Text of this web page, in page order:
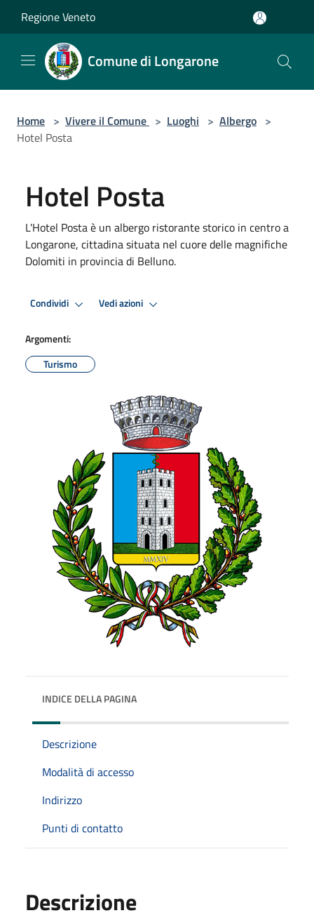
Regione Veneto
Comune di Longarone
Home > Vivere il Comune > Luoghi > Albergo >
Hotel Posta
Hotel Posta
L'Hotel Posta è un albergo ristorante storico in centro a
Longarone, cittadina situata nel cuore delle magnifiche
Dolomiti in provincia di Belluno.
Condividi Vedi azioni
Argomenti:
Turismo
INDICE DELLA PAGINA
Descrizione
Modalità di accesso
Indirizzo
Punti di contatto
Descrizione